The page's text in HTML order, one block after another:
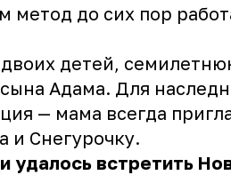
метод до сих пор
детей,
Адама. Для
— мама всегда
и Снегурочку.
удалось встретить